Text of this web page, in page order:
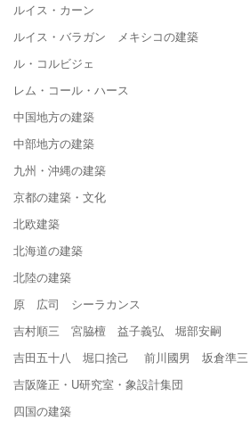
ルイス・カーン
ルイス・バラガン メキシコの建築
ル・コルビジェ
レム・コール・ハース
中国地方の建築
中部地方の建築
九州・沖縄の建築
京都の建築・文化
北欧建築
北海道の建築
北陸の建築
原 広司 シーラカンス
吉村順三 宮脇檀 益子義弘 堀部安嗣
吉田五十八 堀口捨己 前川國男 坂倉準
吉阪隆正・U研究室・象設計集団
四国の建築